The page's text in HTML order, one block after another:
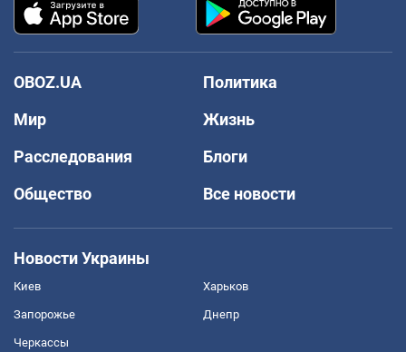
OBOZ.UA
Политика
Мир
Жизнь
Расследования
Блоги
Общество
Все новости
Новости Украины
Киев Харьков
Запорожье Днепр
Черкассы